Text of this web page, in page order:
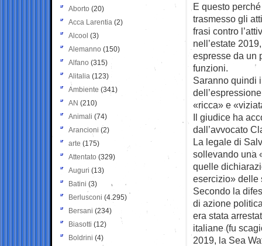
E questo
trasmesso gli
frasi contro
nell’estate
espresse da un
funzioni.
Saranno quindi
«ricca» e
Il giudice ha
dall’avvocato
La legale di
sollevando una
quelle
esercizio» delle
Secondo la
di azione
era stata
italiane (fu
2019, la Sea
Aborto (20)
Acca Larentia (2)
Alcool (3)
Alemanno (150)
Alfano (315)
Alitalia (123)
Ambiente (341)
AN (210)
Animali (74)
Arancioni (2)
arte (175)
Attentato (329)
Auguri (13)
Batini (3)
Berlusconi (4.295)
Bersani (234)
Biasotti (12)
Boldrini (4)